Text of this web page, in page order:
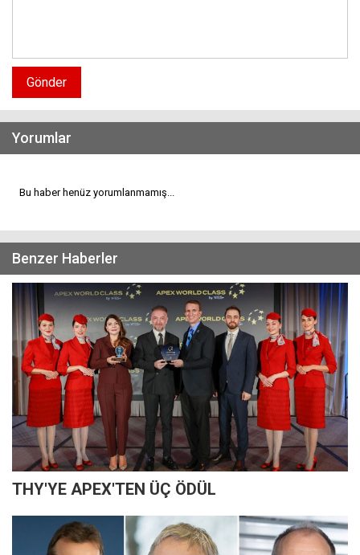
Gönder
Yorumlar
Bu haber henüz yorumlanmamış...
Benzer Haberler
THY'YE APEX'TEN ÜÇ ÖDÜL